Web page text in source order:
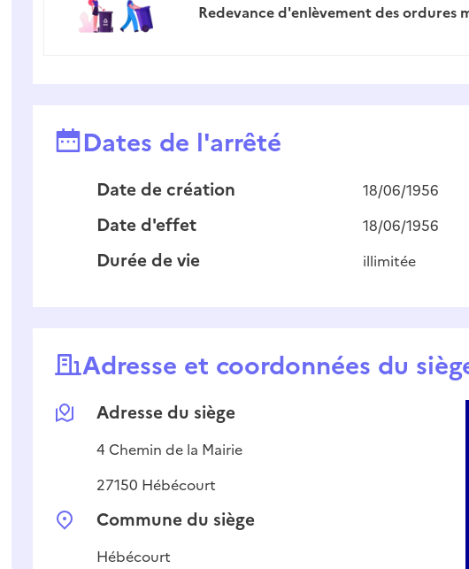
Redevance d'enlèvement des ordures
Dates de l'arrêté
Date de création 18/06/1956
Date d'effet 18/06/1956
Durée de vie illimitée
Adresse et coordonnées du
Adressedu siège
4 Chemin de la Mairie
27150 Hébécourt
Commune du siège
Hébécourt